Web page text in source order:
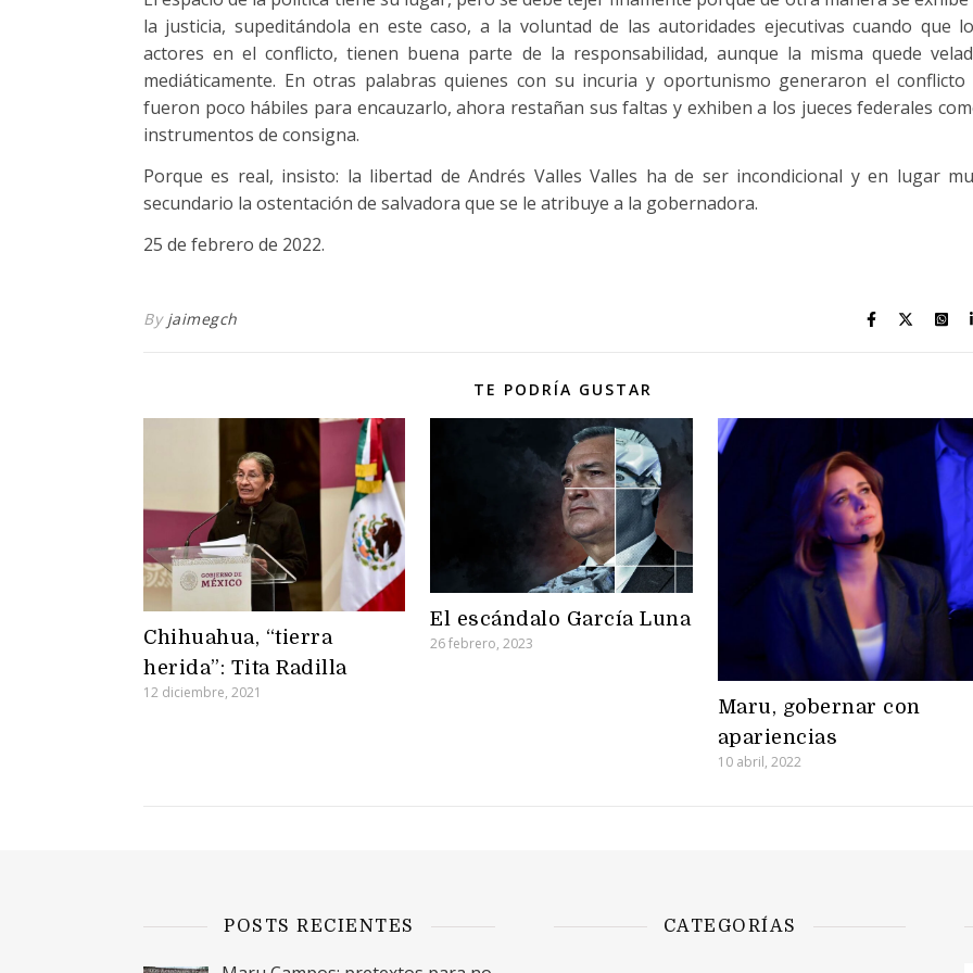
la justicia, supeditándola en este caso, a la voluntad de las autoridades ejecutivas cuando que
actores en el conflicto, tienen buena parte de la responsabilidad, aunque la misma quede
mediáticamente. En otras palabras quienes con su incuria y oportunismo generaron el conflicto
fueron poco hábiles para encauzarlo, ahora restañan sus faltas y exhiben a los jueces federales
instrumentos de consigna.
Porque es real, insisto: la libertad de Andrés Valles Valles ha de ser incondicional y en lugar
secundario la ostentación de salvadora que se le atribuye a la gobernadora.
25 de febrero de 2022.
By jaimegch
TE PODRÍA GUSTAR
Chihuahua, “tierra
herida”: Tita Radilla
12 diciembre, 2021
El escándalo García Luna
26 febrero, 2023
Maru, gobernar con
apariencias
10 abril, 2022
POSTS RECIENTES CATEGORÍAS